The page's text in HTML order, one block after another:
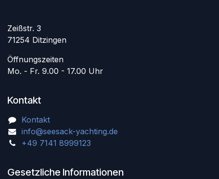
Zeißstr. 3
71254 Ditzingen
Öffnungszeiten
Mo. - Fr. 9.00 - 17.00 Uhr
Kontakt
Kontakt
info@seesack-yachting.de
+49 7141 8999123
Gesetzliche Informationen